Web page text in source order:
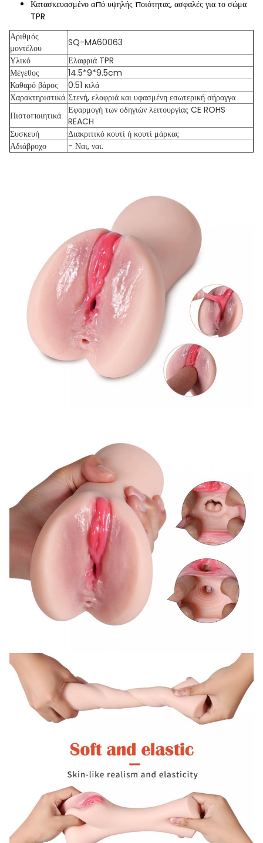
Κατασκευασμένο από υψηλής ποιότητας, ασφαλές για το σώμα
TPR
Αριθμός
μοντέλου
SQ-MA60063
Υλικό
Ελαφριά TPR
Μέγεθος
14.5*9*9.5cm
Καθαρό βάρος
0.51 κιλά
Χαρακτηριστικά Στενή, ελαφριά και υφασμένη εσωτερική σήραγγα
Πιστοποιητικά Εφαρμογή των οδηγιών λειτουργίας CE ROHS
REACH
Συσκευή
Διακριτικό κουτί ή κουτί μάρκας
Αδιάβροχο
- Ναι, ναι.